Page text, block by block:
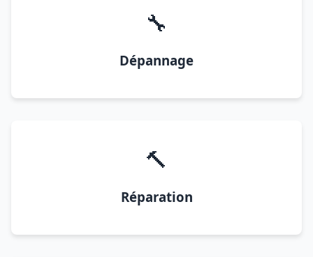
🔧
Dépannage
🔨
Réparation